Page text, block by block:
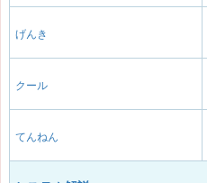
げんき
クール
てんねん